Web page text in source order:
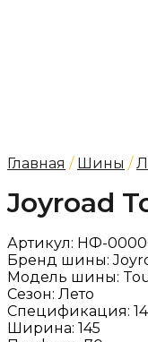
Главная / Шины /
Joyroad
Артикул: НФ-
Бренд шины:
Модель шины:
Сезон: Лето
Спецификация:
Ширина: 145